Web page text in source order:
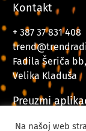
Kontakt
+ 387 37 831 408
Fadila Šeriča
Velika Kladuša
Preuzmi
Na našoj web